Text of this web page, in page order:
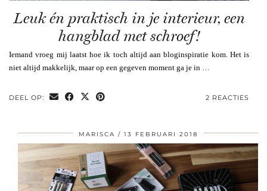
Leuk én praktisch in je interieur, een
hangblad met schroef!
Iemand vroeg mij laatst hoe ik toch altijd aan bloginspiratie kom. Het is
niet altijd makkelijk, maar op een gegeven moment ga je in …
DEEL OP: 2 REACTIES
MARISCA 13 FEBRUARI 2018